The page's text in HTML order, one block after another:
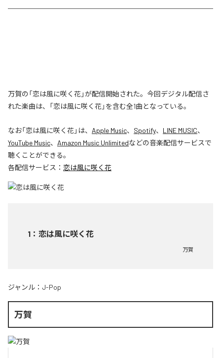
万賀の「恋は風に咲く花」が配信開始された。今回デジタル配信さ
れた楽曲は、「恋は風に咲く花」を含む全1曲となっている。
なお「恋は風に咲く花」は、 Apple Music、 Spotify、 LINE MUSIC、
YouTube Music、 Amazon Music Unlimitedなどの音楽配信サービスで
聴くことができる。
各配信サービス： 恋は風に咲く花
1 ： 恋は風に咲く花
万賀
ジャンル： J-Pop
万賀